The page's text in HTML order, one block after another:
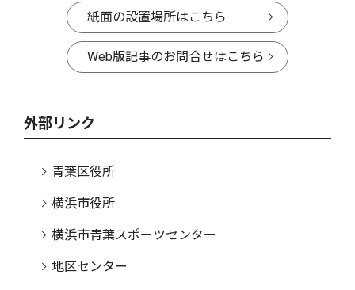
紙面の設置場所はこちら
Web版記事のお問合せはこちら
外部リンク
青葉区役所
横浜市役所
横浜市青葉スポーツセンター
地区センター